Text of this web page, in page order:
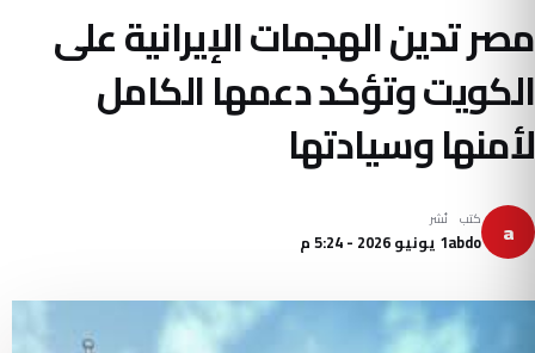
مصر تدين الهجمات الإيرانية على
الكويت وتؤكد دعمها الكامل
لأمنها وسيادتها
a كتب
abdo
نُشر
1 يونيو 2026 - 5:24 م